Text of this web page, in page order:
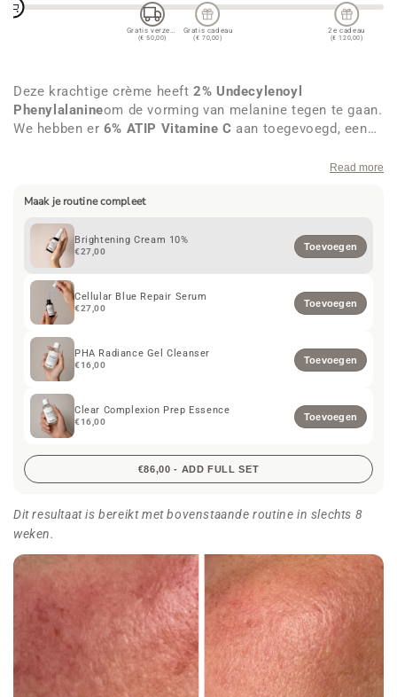
Gratis verzending
(€ 50,00)
Gratis cadeau
(€ 70,00)
2e cadeau
(€ 120,00)
Deze krachtige crème heeft2% Undecylenoyl
Phenylalanineom de vorming van melanine tegen te gaan.
We hebben er 6% ATIP Vitamine C aan toegevoegd, een
hyperpigmentatie te verminderen en de huid lichter te
melanine naar de huidcellen te remmen, en
Q10om energie te geven en te beschermen. De
natuurlijke gele kleur komt van Q10 zelf. 30 ml.
Read more
Maak je routine compleet
Brightening Cream 10%
€27,00 Toevoegen
Cellular Blue Repair Serum
€27,00 Toevoegen
PHA Radiance Gel Cleanser
€16,00 Toevoegen
Clear Complexion Prep Essence
€16,00 Toevoegen
€86,00 - ADD FULL SET
Dit resultaat is bereikt met bovenstaande routine in slechts 8
weken.